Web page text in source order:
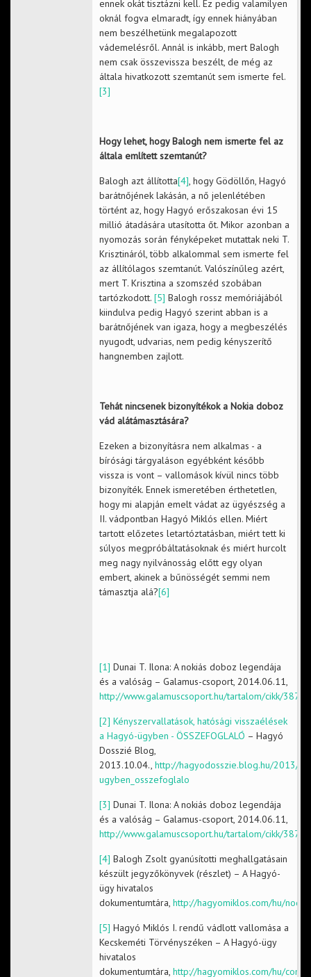
ennek okát tisztázni kell. Ez pedig valamilyen
oknál fogva elmaradt, így ennek hiányában
nem beszélhetünk megalapozott
vádemelésről. Annál is inkább, mert Balogh
nem csak összevissza beszélt, de még az
általa hivatkozott szemtanút sem ismerte fel.
[3]
Hogy lehet, hogy Balogh nem ismerte fel az
általa említett szemtanút?
Balogh azt állította[4], hogy Gödöllőn, Hagyó
barátnőjének lakásán, a nő jelenlétében
történt az, hogy Hagyó erőszakosan évi 15
millió átadására utasította őt. Mikor azonban a
nyomozás során fényképeket mutattak neki T.
Krisztináról, több alkalommal sem ismerte fel
az állítólagos szemtanút. Valószínűleg azért,
mert T. Krisztina a szomszéd szobában
tartózkodott. [5] Balogh rossz memóriájából
kiindulva pedig Hagyó szerint abban is a
barátnőjének van igaza, hogy a megbeszélés
nyugodt, udvarias, nem pedig kényszerítő
hangnemben zajlott.
Tehát nincsenek bizonyítékok a Nokia doboz
vád alátámasztására?
Ezeken a bizonyításra nem alkalmas - a
bírósági tárgyaláson egyébként később
vissza is vont – vallomások kívül nincs több
bizonyíték. Ennek ismeretében érthetetlen,
hogy mi alapján emelt vádat az ügyészség a
II. vádpontban Hagyó Miklós ellen. Miért
tartott előzetes letartóztatásban, miért tett ki
súlyos megpróbáltatásoknak és miért hurcolt
meg nagy nyilvánosság előtt egy olyan
embert, akinek a bűnösségét semmi nem
támasztja alá?[6]
[1] Dunai T. Ilona: A nokiás doboz legendája
és a valóság – Galamus-csoport, 2014.06.11,
http://www.galamuscsoport.hu/tartalom/cikk/
[2] Kényszervallatások, hatósági visszaélések
a Hagyó-ügyben - ÖSSZEFOGLALÓ – Hagyó
Dosszié Blog,
2013.10.04., http://hagyodosszie.blog.hu/2013/
ugyben_osszefoglalo
[3] Dunai T. Ilona: A nokiás doboz legendája
és a valóság – Galamus-csoport, 2014.06.11,
http://www.galamuscsoport.hu/tartalom/cikk/
[4] Balogh Zsolt gyanúsítotti meghallgatásain
készült jegyzőkönyvek (részlet) – A Hagyó-
ügy hivatalos
dokumentumtára, http://hagyomiklos.com/hu/
[5] Hagyó Miklós I. rendű vádlott vallomása a
Kecskeméti Törvényszéken – A Hagyó-ügy
hivatalos
dokumentumtára, http://hagyomiklos.com/hu/